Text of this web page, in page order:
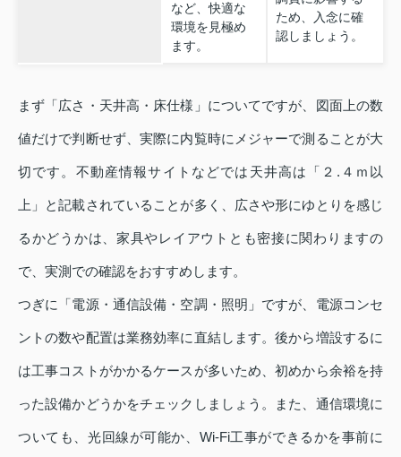
など、快適な
環境を見極め
ます。
ため、入念に確
認しましょう。
まず「広さ・天井高・床仕様」についてですが、図面上の数
値だけで判断せず、実際に内覧時にメジャーで測ることが大
切です。不動産情報サイトなどでは天井高は「２.４ｍ以
上」と記載されていることが多く、広さや形にゆとりを感じ
るかどうかは、家具やレイアウトとも密接に関わりますの
で、実測での確認をおすすめします。
つぎに「電源・通信設備・空調・照明」ですが、電源コンセ
ントの数や配置は業務効率に直結します。後から増設するに
は工事コストがかかるケースが多いため、初めから余裕を持
った設備かどうかをチェックしましょう。また、通信環境に
ついても、光回線が可能か、Wi‑Fi工事ができるかを事前に